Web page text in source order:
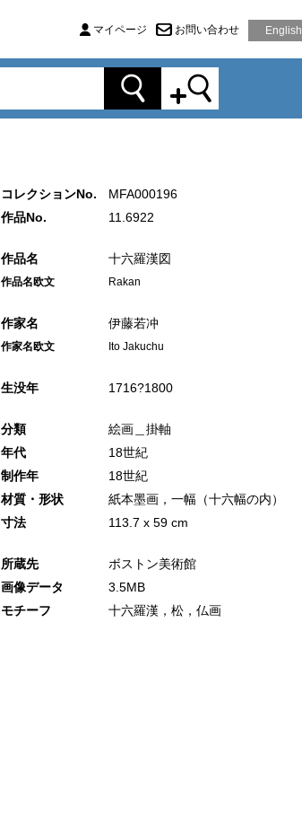
マイページ お問い合わせ English
コレクションNo.
MFA000196
作品No.
11.6922
作品名 十六羅漢図
作品名欧文 Rakan
作家名 伊藤若冲
作家名欧文 Ito Jakuchu
生没年 1716?1800
分類
絵画＿掛軸
年代
18世紀
制作年
18世紀
材質・形状
紙本墨画，一幅（十六幅の内）
寸法
113.7 x 59 cm
所蔵先
ボストン美術館
画像データ
3.5MB
モチーフ
十六羅漢，松，仏画